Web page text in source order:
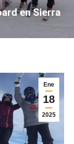
en Sierra
Ene
18
2025